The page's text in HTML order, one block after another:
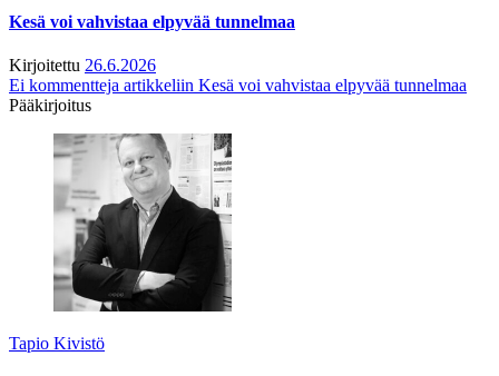
Kesä voi vahvistaa elpyvää tunnelmaa
Kirjoitettu 26.6.2026
Ei kommentteja artikkeliin Kesä voi vahvistaa elpyvää tunnelmaa
Pääkirjoitus
Tapio Kivistö